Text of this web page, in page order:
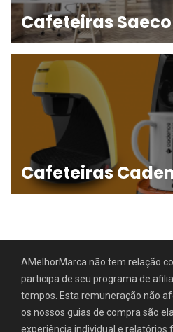
Cafeteiras Saeco
Cafeteiras
AMelhorMarca não tem relação
participa de seu programa de
tempos. Esta remuneração não
os nossos guias de compra são
experiência individual e relatórios